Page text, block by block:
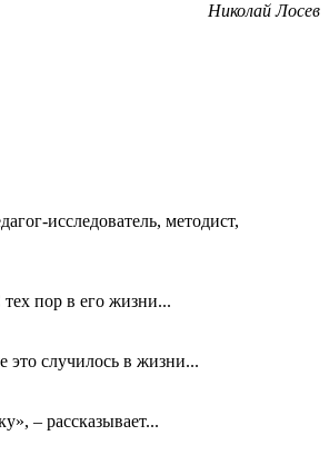
Николай Лосев
исследователь, методист,
пор в его жизни...
случилось в жизни...
– рассказывает...